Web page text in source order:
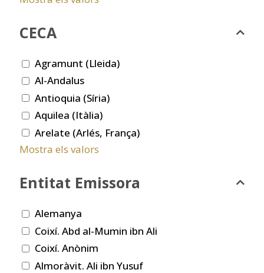
CECA
Agramunt (Lleida)
Al-Andalus
Antioquia (Síria)
Aquilea (Itàlia)
Arelate (Arlés, França)
Mostra els valors
Entitat Emissora
Alemanya
Coixí. Abd al-Mumin ibn Ali
Coixí. Anònim
Almoràvit. Ali ibn Yusuf